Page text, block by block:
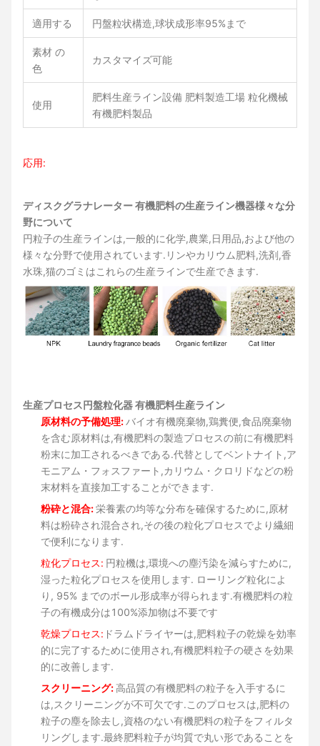
適用する 円盤粒状構造,球状成形率95%まで
素材 の
色
カスタマイズ可能
使用
肥料生産ライン設備 肥料製造工場 粒化機械
有機肥料製品
応用:
ディスクグラナレーター 有機肥料の生産ライン機器様々な分
野について
円粒子の生産ラインは,一般的に化学,農業,日用品,および他の
様々な分野で使用されています.リンやカリウム肥料,洗剤,香
水珠,猫のゴミはこれらの生産ラインで生産できます.
生産プロセス円盤粒化器 有機肥料生産ライン
原材料の予備処理:バイオ有機廃棄物,鶏糞便,食品廃棄物
を含む原材料は,有機肥料の製造プロセスの前に有機肥料
粉末に加工されるべきである.代替としてベントナイト,ア
モニアム・フォスファート,カリウム・クロリドなどの粉
末材料を直接加工することができます.
粉砕と混合:栄養素の均等な分布を確保するために,原材
料は粉砕され混合され,その後の粒化プロセスでより繊細
で便利になります.
粒化プロセス: 円粒機は,環境への塵汚染を減らすために,
湿った粒化プロセスを使用します. ローリング粒化によ
り, 95% までのボール形成率が得られます.有機肥料の粒
子の有機成分は100%添加物は不要です
乾燥プロセス: ドラムドライヤーは,肥料粒子の乾燥を効率
的に完了するために使用され,有機肥料粒子の硬さを効果
的に改善します.
スクリーニング: 高品質の有機肥料の粒子を入手するに
は,スクリーニングが不可欠です.このプロセスは,肥料の
粒子の塵を除去し,資格のない有機肥料の粒子をフィルタ
リングします.最終肥料粒子が均質で丸い形であることを